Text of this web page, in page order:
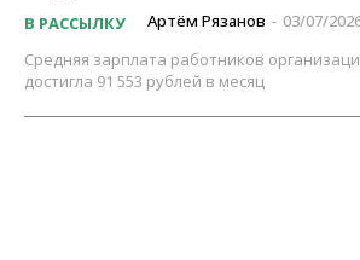
В РАССЫЛКУ Артём Рязанов - 03/07/
Средняя зарплата работников
достигла 91 553 рублей в месяц